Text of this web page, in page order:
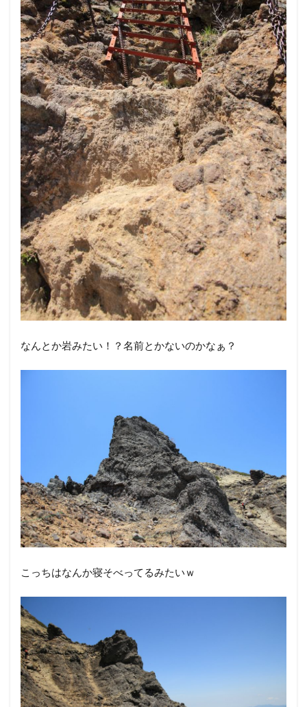
そしてまたハシゴ。見た目のとろりゴツゴツした岩稜帯
が続いてます。ずっとこんな感じなのかなぁとちょっと
不安も・・・。
なんとか岩みたい！？名前とかないのかなぁ？